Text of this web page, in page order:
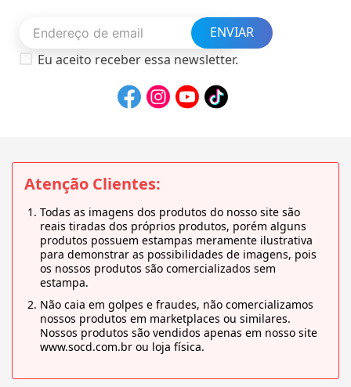
ENVIAR
Eu aceito receber essa newsletter.
Atenção Clientes:
Todas as imagens dos produtos do nosso site são
reais tiradas dos próprios produtos, porém alguns
produtos possuem estampas meramente ilustrativa
para demonstrar as possibilidades de imagens, pois
os nossos produtos são comercializados sem
estampa.
Não caia em golpes e fraudes, não comercializamos
nossos produtos em marketplaces ou similares.
Nossos produtos são vendidos apenas em nosso site
www.socd.com.br ou loja física.